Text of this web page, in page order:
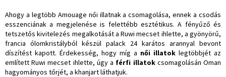
Ahogy a legtöbb Amouage női illatnak a csomagolása, ennek a csodás
esszenciának a megjelenése is felettébb esztétikus. A fényűző és
tetszetős kivitelezés megalkotását a Ruwi mecset ihlette, a gyönyörű,
francia ólomkristályból készül palack 24 karátos arannyal bevont
díszítést kapott. Érdekesség, hogy míg a női illatok legtöbbjét az
említett Ruwi mecset ihlette, úgy a férfi illatokcsomagolásán Oman
hagyományos tőrjét, a khanjart láthatjuk.